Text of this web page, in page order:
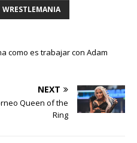
WRESTLEMANIA
como es trabajar con Adam
NEXT
Queen of the
Ring